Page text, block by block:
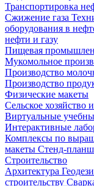
Транспортировка
Сжижение газа
оборудования в
нефти и газу
Пищевая
Мукомольное
Производство
Производство
Физические макеты
Сельское хозяйство
Виртуальные
Интерактивные
Комплексы по
макеты Стенд-
Строительство
Архитектура
строительству